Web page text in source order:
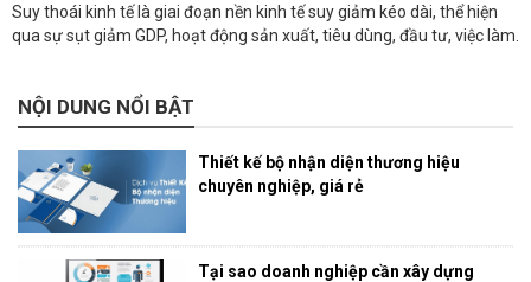
Suy thoái kinh tế là giai đoạn nền kinh tế suy giảm kéo dài, thể hiện
qua sự sụt giảm GDP, hoạt động sản xuất, tiêu dùng, đầu tư, việc làm.
NỘI DUNG NỔI BẬT
Thiết kế bộ nhận diện thương hiệu
chuyên nghiệp, giá rẻ
Tại sao doanh nghiệp cần xây dựng